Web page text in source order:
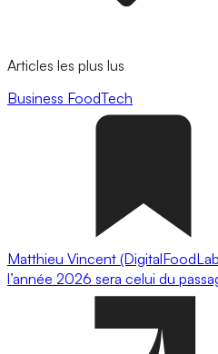
Articles les plus lus
Business FoodTech
Matthieu Vincent
l’année 2026 sera celui du